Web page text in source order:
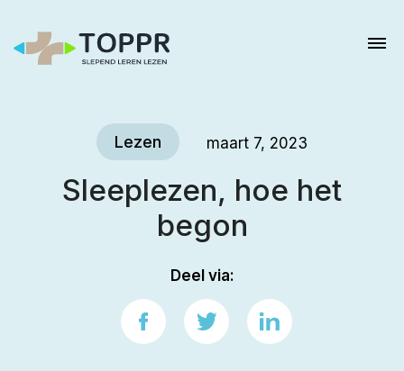
Lezen maart 7, 2023
Sleeplezen, hoe het
begon
Deel via: